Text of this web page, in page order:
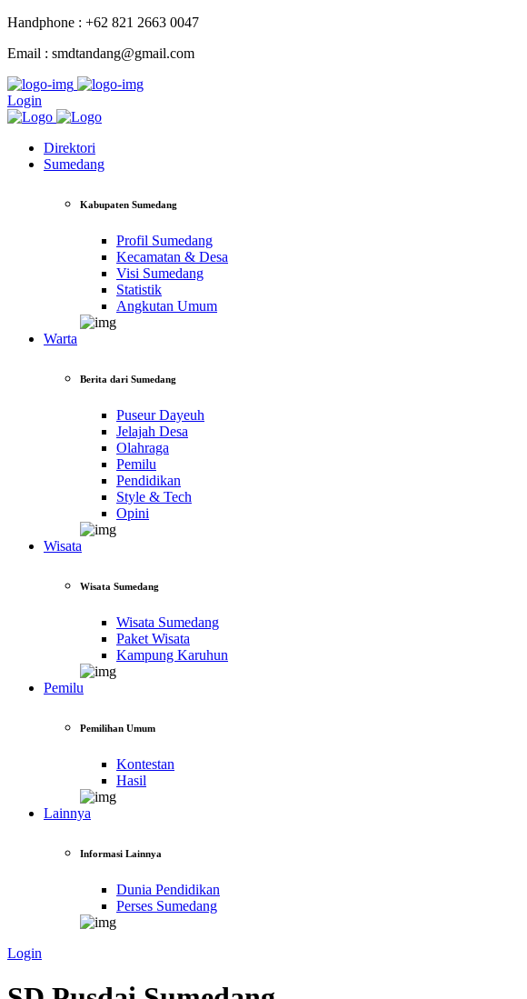
Handphone : +62 821 2663 0047
Email : smdtandang@gmail.com
Login
Direktori
Sumedang
Kabupaten Sumedang
Profil Sumedang
Kecamatan & Desa
Visi Sumedang
Statistik
Angkutan Umum
Warta
Berita dari Sumedang
Puseur Dayeuh
Jelajah Desa
Olahraga
Pemilu
Pendidikan
Style & Tech
Opini
Wisata
Wisata Sumedang
Wisata Sumedang
Paket Wisata
Kampung Karuhun
Pemilu
Pemilihan Umum
Kontestan
Hasil
Lainnya
Informasi Lainnya
Dunia Pendidikan
Perses Sumedang
Login